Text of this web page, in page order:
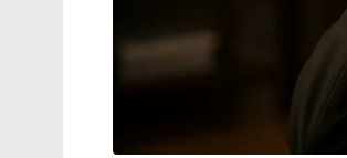
ഏജൻസിയായ സിപ്രിയുടെ
മുൻകാലങ്ങളിൽ
രീതിയിൽ നിന്നും മാറി,
ഭാരതത്തിന്റെ സൈനിക
നാടകങ്ങൾക്കൊന്നും